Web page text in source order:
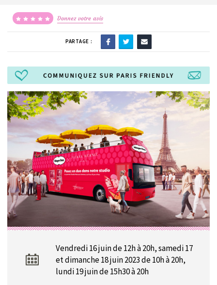
Donnez votre avis
PARTAGE :
Vendredi 16 juin de 12h à 20h, samedi 17
et dimanche 18 juin 2023 de 10h à 20h,
lundi 19 juin de 15h30 à 20h